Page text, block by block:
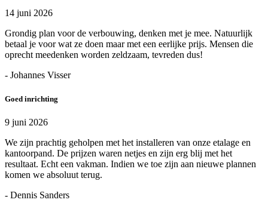
14 juni 2026
Grondig plan voor de verbouwing, denken met je mee. Natuurlijk
betaal je voor wat ze doen maar met een eerlijke prijs. Mensen die
oprecht meedenken worden zeldzaam, tevreden dus!
- Johannes Visser
Goed inrichting
9 juni 2026
We zijn prachtig geholpen met het installeren van onze etalage en
kantoorpand. De prijzen waren netjes en zijn erg blij met het
resultaat. Echt een vakman. Indien we toe zijn aan nieuwe plannen
komen we absoluut terug.
- Dennis Sanders